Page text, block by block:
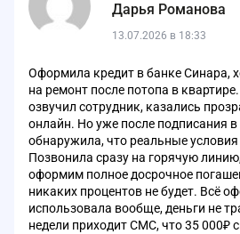
Дарья Романова
13.07.2026 в 18:33
Оформила кредит в банке Синара,
на ремонт после потопа в
озвучил сотрудник, казались
онлайн. Но уже после подписания
обнаружила, что реальные условия
Позвонила сразу на горячую
оформим полное досрочное
никаких процентов не будет. Всё
использовала вообще, деньги не
недели приходит СМС, что 35 000₽